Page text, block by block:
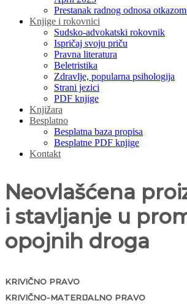
Prestanak radnog odnosa
Knjige i rokovnici
Sudsko-advokatski rokovnik
Ispričaj svoju priču
Pravna literatura
Beletristika
Zdravlje, popularna psihologija
Strani jezici
PDF knjige
Knjižara
Besplatno
Besplatna baza propisa
Besplatne PDF knjige
Kontakt
Neovlašćena
i stavljanje u
opojnih droga
KRIVIČNO PRAVO
KRIVIČNO-MATERIJALNO PRAVO